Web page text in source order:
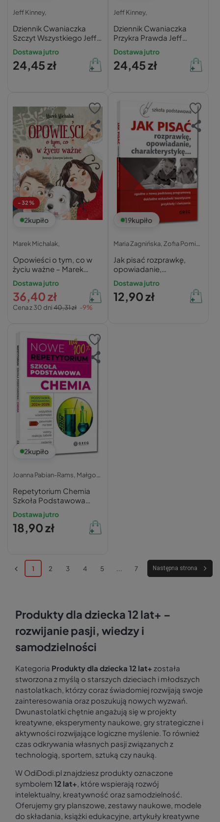
Jeff Kinney,
Dziennik Cwaniaczka
Szczyt Wszystkiego Jeff
Kinney 6+ Nasza
Księgarnia
Dostawa jutro
24,45 zł
Jeff Kinney,
Dziennik Cwaniaczka
Przykra Prawda Jeff
Kinney 6+ Nasza
Księgarnia
Dostawa jutro
24,45 zł
-32%
2kupiło
Marek Michalak,
Opowieści o tym, co w
życiu ważne – Marek
Michalak
Dostawa jutro
Cena z 30 dni40,31 zł -9%
36,40 zł
19kupiło
Maria Zagnińska, Zofia Pomianowska,
Jak pisać rozprawkę,
opowiadanie,
charakterystykę -
poradnik GREG
Dostawa jutro
12,90 zł
2kupiło
Joanna Pabian-Rams, Małgorzata Krajewska,
Repetytorium Chemia
Szkoła Podstawowa
2024-2026 GREG
Dostawa jutro
18,90 zł
1 2 3 4 5 ... 7 Następna strona
Produkty dla dziecka 12 lat+ –
rozwijanie pasji, wiedzy i
samodzielności
Kategoria Produkty dla dziecka 12 lat+ została
stworzona z myślą o starszych dzieciach i młodszych
nastolatkach, którzy coraz świadomiej rozwijają swoje
zainteresowania oraz poszukują nowych wyzwań.
Dwunastolatki chętnie angażują się w projekty
kreatywne, eksperymenty naukowe, gry strategiczne i
aktywności rozwijające logiczne myślenie. To również
czas odkrywania własnych pasji związanych z
technologią, sportem, sztuką czy nauką.
W OdiDodi.pl znajdziesz produkty oznaczone
symbolem 12 lat+, które wspierają rozwój
intelektualny, kreatywność oraz samodzielność.
Oferujemy gry planszowe, zestawy naukowe, modele
do składania, książki edukacyjne, artykuły kreatywne